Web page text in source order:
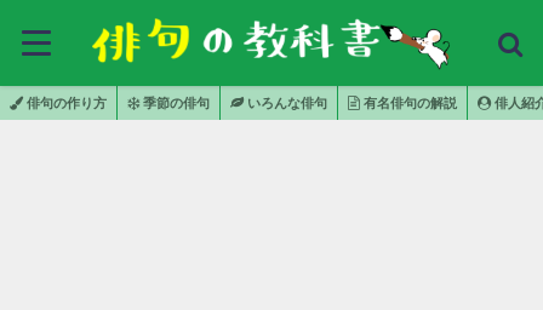
俳句の作り方 季節の俳句 いろんな俳句 有名俳句の解説 俳人紹